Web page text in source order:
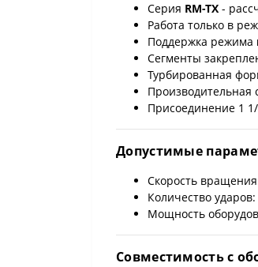
Серия RM-TX -
Работа только в
Поддержка режима
Сегменты
Турбированная
Производительная
Присоединение 1
Допустимые
Скорость
Количество
Мощность
Совместимость с